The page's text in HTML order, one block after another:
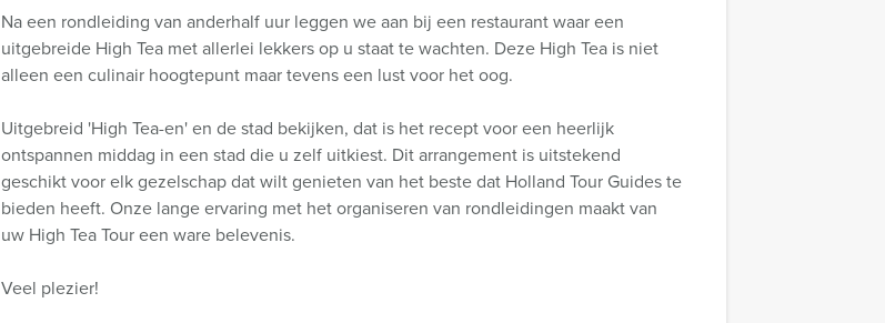
Na een rondleiding van anderhalf uur leggen we aan bij een restaurant waar een
uitgebreide High Tea met allerlei lekkers op u staat te wachten. Deze High Tea is niet
alleen een culinair hoogtepunt maar tevens een lust voor het oog.
Uitgebreid 'High Tea-en' en de stad bekijken, dat is het recept voor een heerlijk
ontspannen middag in een stad die u zelf uitkiest. Dit arrangement is uitstekend
geschikt voor elk gezelschap dat wilt genieten van het beste dat Holland Tour Guides te
bieden heeft. Onze lange ervaring met het organiseren van rondleidingen maakt van
uw High Tea Tour een ware belevenis.
Veel plezier!